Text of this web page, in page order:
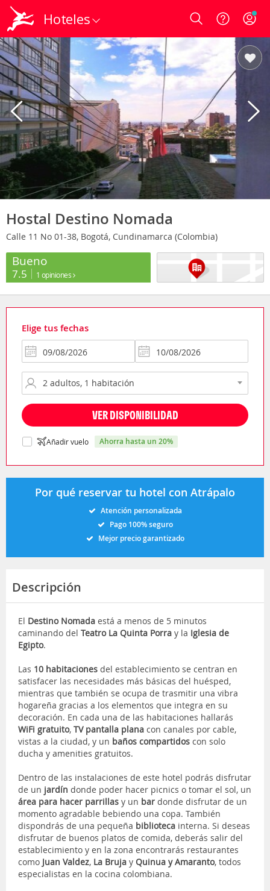
Hoteles Login
Hostal Destino Nomada
Calle 11 No 01-38, Bogotá, Cundinamarca (Colombia)
Bueno
7.5 1 opiniones
Elige tus fechas
VER DISPONIBILIDAD
Añadir vuelo ahorra hasta un 20%
Por qué reservar tu hotel con Atrápalo
Atención personalizada
Pago 100% seguro
Mejor precio garantizado
Descripción
El Destino Nomada está a menos de 5 minutos
caminando del Teatro La Quinta Porra y la Iglesia de
Egipto.
Las 10 habitaciones del establecimiento se centran en
satisfacer las necesidades más básicas del huésped,
mientras que también se ocupa de trasmitir una vibra
hogareña gracias a los elementos que integra en su
decoración. En cada una de las habitaciones hallarás
WiFi gratuito, TV pantalla plana con canales por cable,
vistas a la ciudad, y un baños compartidos con solo
ducha y amenities gratuitos.
Dentro de las instalaciones de este hotel podrás disfrutar
de un jardín donde poder hacer picnics o tomar el sol, un
área para hacer parrillas y un bar donde disfrutar de un
momento agradable bebiendo una copa. También
dispondrás de una pequeña biblioteca interna. Si deseas
disfrutar de buenos platos de comida, deberás salir del
establecimiento y en la zona encontrarás restaurantes
como Juan Valdez, La Bruja y Quinua y Amaranto, todos
especialistas en la cocina colombiana.